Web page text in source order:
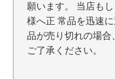
願います。 当店も
様へ正 常品を迅速
品が売り切れの場
ご了承ください。